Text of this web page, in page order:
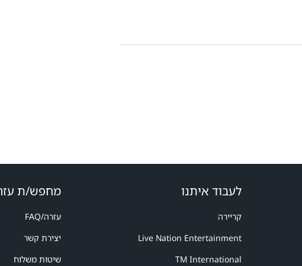
לעבוד איתנו
קריירה
Live Nation Entertainment
TM International
מחפש/ת
עזרה/FAQ
יצירת קשר
שיטות משלוח